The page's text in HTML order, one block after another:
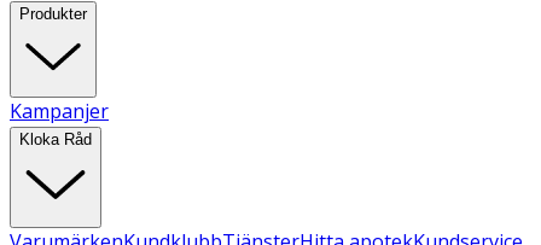
Produkter
Kampanjer
Kloka Råd